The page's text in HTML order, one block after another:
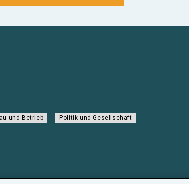
und Betrieb Politik und Gesellschaft